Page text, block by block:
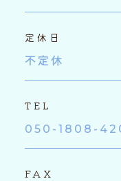
定休日
不定休
TEL
050-1808-
FAX